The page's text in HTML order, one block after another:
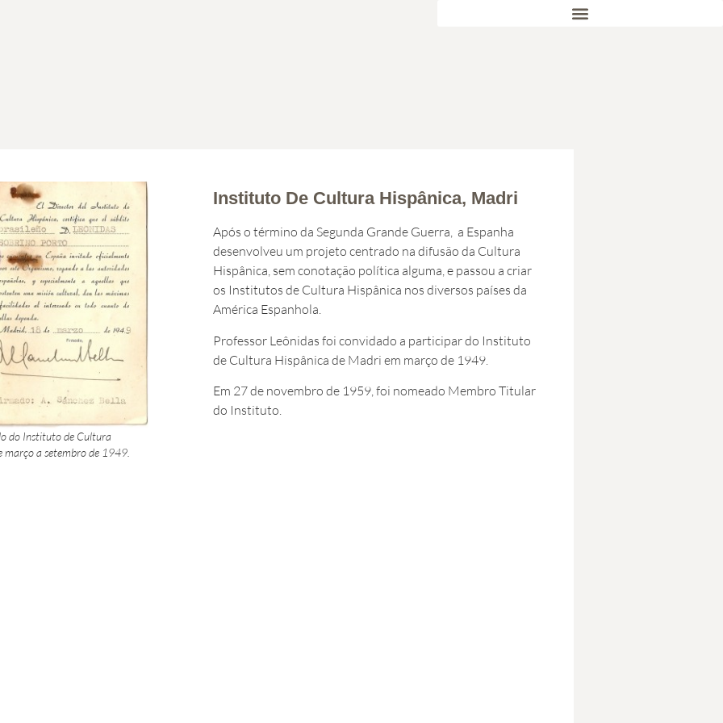
do Instituto de Cultura
a setembro de 1949.
Instituto De Cultura Hispânica, Madri
Após o término da Segunda Grande Guerra, a Espanha
desenvolveu um projeto centrado na difusão da Cultura
Hispânica, sem conotação política alguma, e passou a criar
os Institutos de Cultura Hispânica nos diversos países da
América Espanhola.
Professor Leônidas foi convidado a participar do Instituto
de Cultura Hispânica de Madri em março de 1949.
Em 27 de novembro de 1959, foi nomeado Membro Titular
do Instituto.